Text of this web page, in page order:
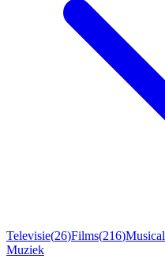
Televisie(26)Films(216)Musical
Muziek